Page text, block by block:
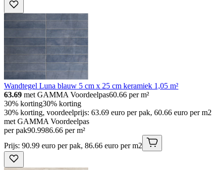
Wandtegel Luna blauw 5 cm x 25 cm keramiek 1,05 m²
63.69 met GAMMA Voordeelpas60.66 per m²
30% korting30% korting
30% korting, voordeelprijs: 63.69 euro per pak, 60.66 euro per m2
met GAMMA Voordeelpas
per pak90.9986.66 per m²
Prijs: 90.99 euro per pak, 86.66 euro per m2